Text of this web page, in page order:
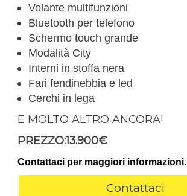
Volante multifunzioni
Bluetooth per telefono
Schermo touch grande
Modalità City
Interni in stoffa nera
Fari fendinebbia e led
Cerchi in lega
E MOLTO ALTRO ANCORA!
PREZZO:13.900€
Contattaci per maggiori informazioni.
Contattaci